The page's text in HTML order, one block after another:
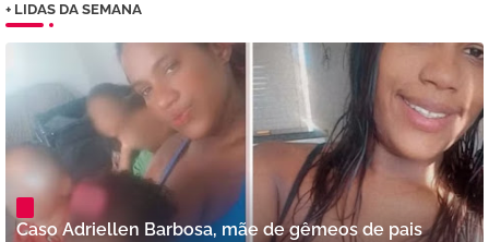
+ LIDAS DA SEMANA
Caso Adriellen Barbosa, mãe de gêmeos de pais